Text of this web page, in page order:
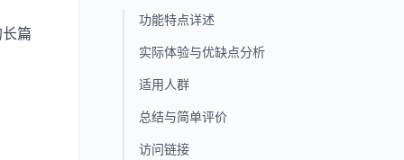
篇
功能特点详述
实际体验与优缺点分析
适用人群
总结与简单评价
访问链接